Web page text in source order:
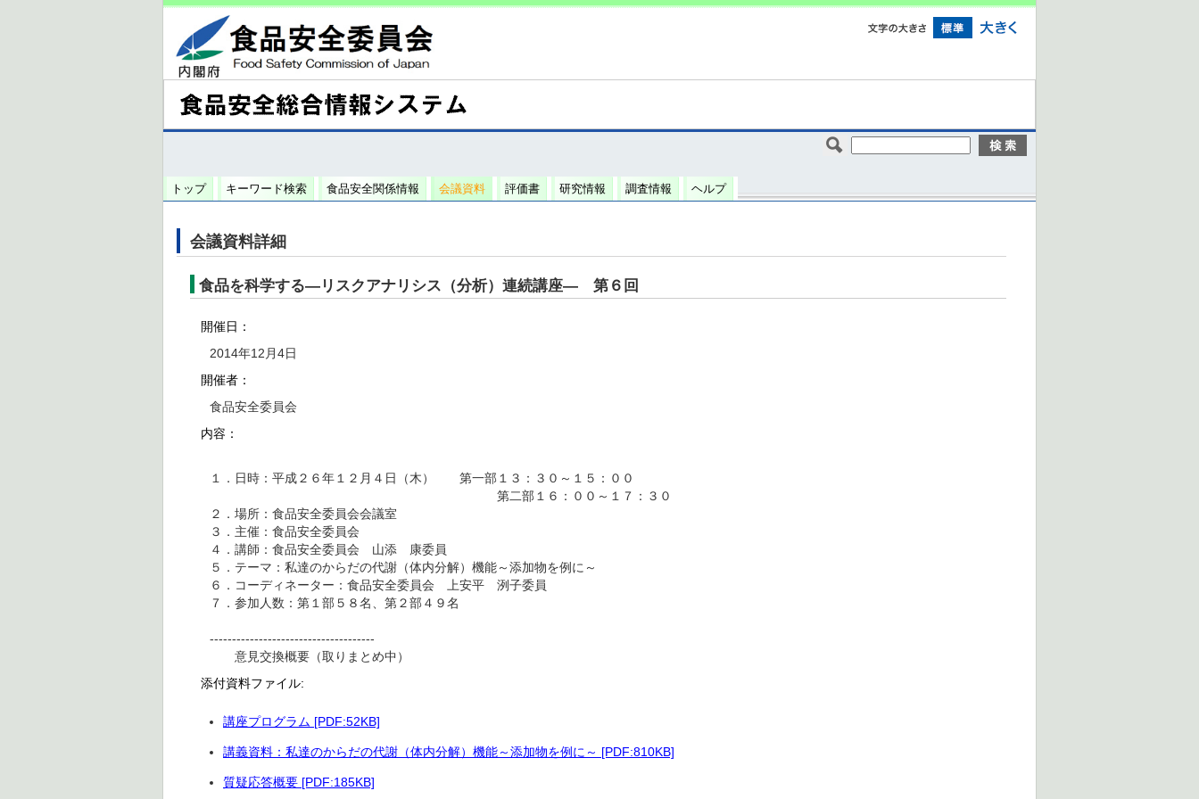
トップ キーワード検索 食品安全関係情報 会議資料 評価書 研究情報 調査情報 ヘルプ
会議資料詳細
食品を科学する―リスクアナリシス（分析）連続講座― 第６回
開催日：
2014年12月4日
開催者：
食品安全委員会
内容：
１．日時：平成２６年１２月４日（木） 第一部１３：３０～１５：００
第二部１６：００～１７：３０
２．場所：食品安全委員会会議室
３．主催：食品安全委員会
４．講師：食品安全委員会 山添 康委員
５．テーマ：私達のからだの代謝（体内分解）機能～添加物を例に～
６．コーディネーター：食品安全委員会 上安平 洌子委員
７．参加人数：第１部５８名、第２部４９名
-------------------------------------
意見交換概要（取りまとめ中）
添付資料ファイル:
講座プログラム [PDF:52KB]
講義資料：私達のからだの代謝（体内分解）機能～添加物を例に～ [PDF:810KB]
質疑応答概要 [PDF:185KB]